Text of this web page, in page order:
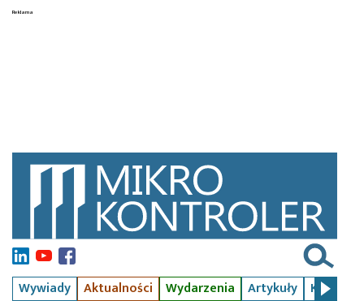
Wywiady Aktualności Wydarzenia Artykuły Kursy